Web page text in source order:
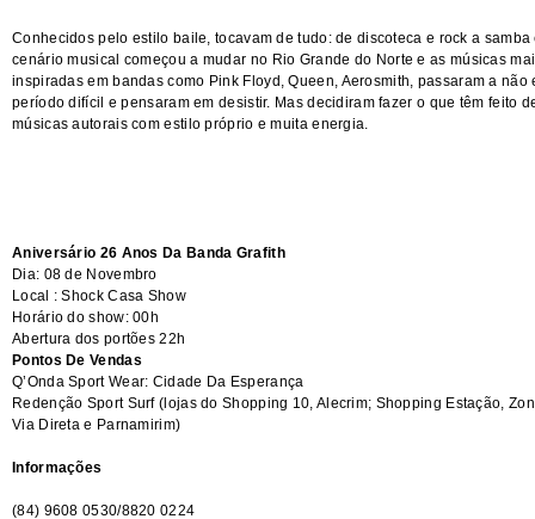
Conhecidos pelo estilo baile, tocavam de tudo: de discoteca e rock a
cenário musical começou a mudar no Rio Grande do Norte e as músicas
inspiradas em bandas como Pink Floyd, Queen, Aerosmith, passaram a não
período difícil e pensaram em desistir. Mas decidiram fazer o que têm feito
músicas autorais com estilo próprio e muita energia.
Aniversário 26 Anos Da Banda Grafith
Dia: 08 de Novembro
Local : Shock Casa Show
Horário do show: 00h
Abertura dos portões 22h
Pontos De Vendas
Q’Onda Sport Wear: Cidade Da Esperança
Redenção Sport Surf (lojas do Shopping 10, Alecrim; Shopping Estação,
Via Direta e Parnamirim)
Informações
(84) 9608 0530/8820 0224